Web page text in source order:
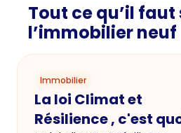
Tout ce qu’il
l’immobilier neuf
Immobilier
La loi Climat et
Résilience , c'est